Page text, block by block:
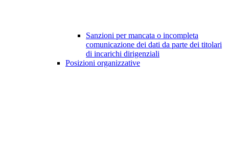
Sanzioni per mancata o incompleta
comunicazione dei dati da parte dei titolari
di incarichi dirigenziali
Posizioni organizzative